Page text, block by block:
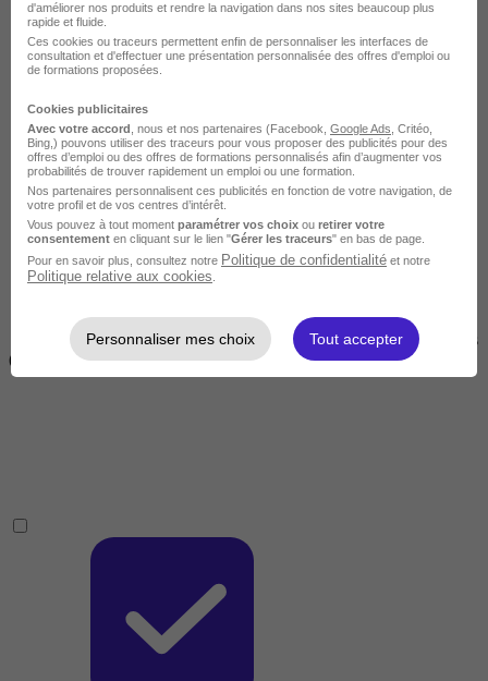
Courte
2 jours à 2 semaines
(14h à 70h)
d'améliorer nos produits et rendre la navigation dans nos sites beaucoup plus
rapide et fluide.
Ces cookies ou traceurs permettent enfin de personnaliser les interfaces de
consultation et d'effectuer une présentation personnalisée des offres d'emploi ou
de formations proposées.
Cookies publicitaires
Avec votre accord , nous et nos partenaires (Facebook, Google Ads , Critéo,
Bing,) pouvons utiliser des traceurs pour vous proposer des publicités pour des
offres d’emploi ou des offres de formations personnalisés afin d’augmenter vos
probabilités de trouver rapidement un emploi ou une formation.
Nos partenaires personnalisent ces publicités en fonction de votre navigation, de
votre profil et de vos centres d’intérêt.
Vous pouvez à tout moment paramétrer vos choix ou retirer votre
consentement en cliquant sur le lien "Gérer les traceurs" en bas de page.
Pour en savoir plus, consultez notre Politique de confidentialité et notre
Politique relative aux cookies
Personnaliser mes choix Tout accepter